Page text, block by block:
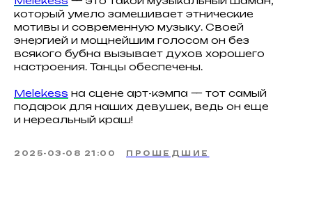
который умело замешивает этнические
мотивы и современную музыку. Своей
энергией и мощнейшим голосом он без
всякого бубна вызывает духов хорошего
настроения. Танцы обеспечены.
Melekess на сцене арт-кэмпа — тот самый
подарок для наших девушек, ведь он еще
и нереальный краш!
2025-03-08 21:00 ПРОШЕДШИЕ